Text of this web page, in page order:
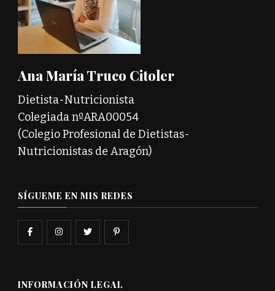
Ana María Truco Citoler
Dietista-Nutricionista
Colegiada nºARA00054
(Colegio Profesional de Dietistas-
Nutricionistas de Aragón)
SÍGUEME EN MIS REDES
INFORMACIÓN LEGAL